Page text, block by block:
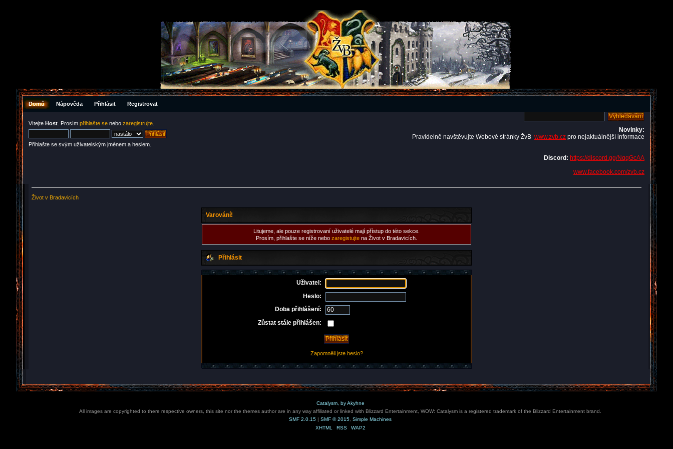
Domů Nápověda Přihlásit Registrovat
Vítejte Host . Prosím přihlašte se nebo zaregistrujte
Přihlašte se svým uživatelským jménem a heslem.
Novinky:
Pravidelně navštěvujte Webové stránky ŽvB www.zvb.cz pro nejaktuálnější informace
Discord: https://discord.gg/NqqGcAA
www.facebook.com/zvb.cz
Život v Bradavicích
Varování!
Litujeme, ale pouze registrovaní uživatelé mají přístup do této sekce.
Prosím, přihlašte se níže nebo zaregistujte na Život v Bradavicích.
Přihlásit
Uživatel:
Heslo:
Doba přihlášení:
Zůstat stále přihlášen:
Zapomněli jste heslo?
Catalysm, by Akyhne
All images are copyrighted to there respective owners, this site nor the themes author are in any way affiliated or linked with Blizzard Entertainment, WOW: Catalysm is a registered trademark of the Blizzard Entertainment brand.
SMF 2.0.15 | SMF © 2015 Simple Machines
XHTML
RSS WAP2